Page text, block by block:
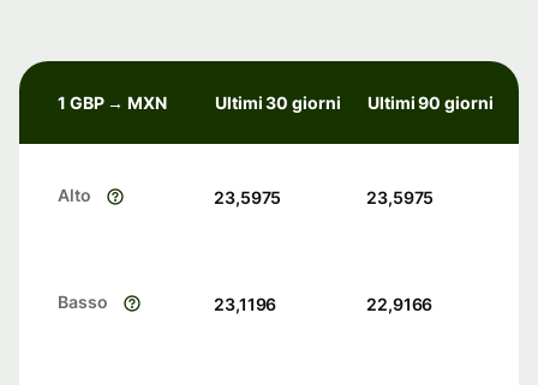
1 GBP → MXN Ultimi 30 giorni Ultimi 90 giorni
Alto 23,5975 23,5975
Basso 23,1196 22,9166